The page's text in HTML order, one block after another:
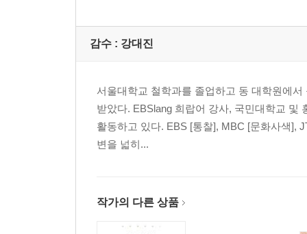
감수 : 강대진
서울대학교 철학과를 졸업하고 동 대학원에
받았다. EBSlang 희랍어 강사, 국민대학교 및
활동하고 있다. EBS [통찰], MBC [문화사색],
변을 넓히...
작가의 다른 상품